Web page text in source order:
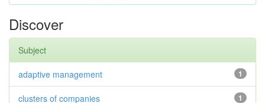
Discover
Subject
1
adaptive management
1
clusters of companies